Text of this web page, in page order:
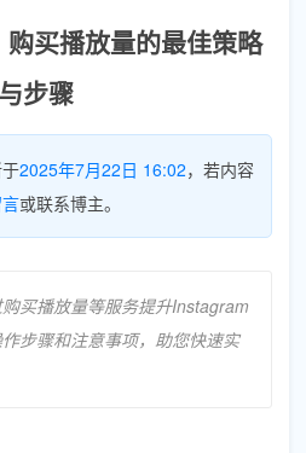
买播放量的最佳策略
与步骤
2025年7月22日 16:02，若内容
或联系博主。
买播放量等服务提升Instagram
步骤和注意事项，助您快速实